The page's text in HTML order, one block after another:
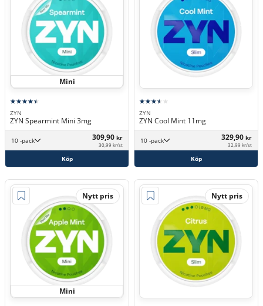
Mini
ZYN
ZYN Spearmint Mini 3mg
10 -pack 309,90 kr
30,99 kr/st
Köp
ZYN
ZYN Cool Mint 11mg
10 -pack 329,90 kr
32,99 kr/st
Köp
Nytt pris
Mini
Nytt pris